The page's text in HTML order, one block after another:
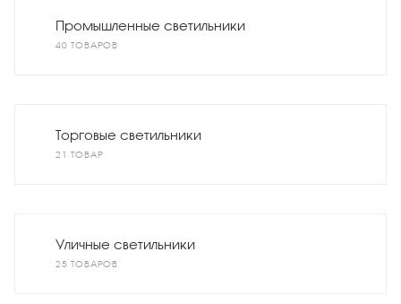
Промышленные светильники
40 ТОВАРОВ
Торговые светильники
21 ТОВАР
Уличные светильники
25 ТОВАРОВ